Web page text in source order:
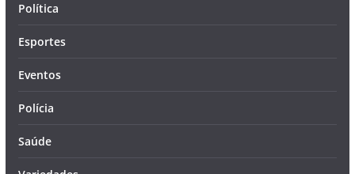
Política
Esportes
Eventos
Polícia
Saúde